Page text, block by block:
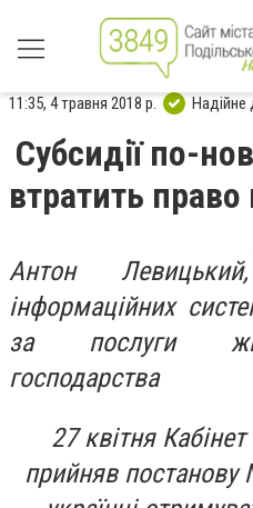
11:35, 4 травня 2018 р.
Субсидії по-
втратить право
Антон
інформаційних
за послуги
господарства
27 квітня
прийняв